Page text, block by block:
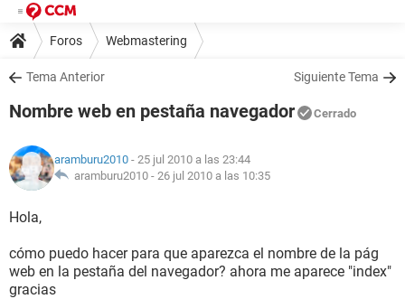
Foros Webmastering
Tema Anterior Siguiente Tema
Nombre web en pestaña navegador Cerrado
aramburu2010 - 25 jul 2010 a las 23:44
aramburu2010 - 26 jul 2010 a las 10:35
Hola,
cómo puedo hacer para que aparezca el nombre de la pág
web en la pestaña del navegador? ahora me aparece "index"
gracias